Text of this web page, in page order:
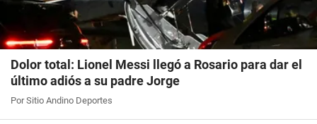
Dolor total: Lionel Messi llegó a Rosario para dar el
último adiós a su padre Jorge
Por Sitio Andino Deportes